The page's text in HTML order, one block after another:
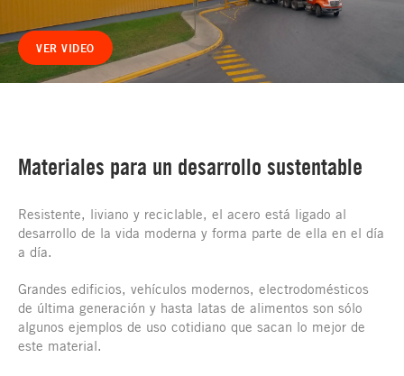
VER VIDEO
Materiales para un desarrollo sustentable
Resistente, liviano y reciclable, el acero está ligado al
desarrollo de la vida moderna y forma parte de ella en el día
a día.
Grandes edificios, vehículos modernos, electrodomésticos
de última generación y hasta latas de alimentos son sólo
algunos ejemplos de uso cotidiano que sacan lo mejor de
este material.